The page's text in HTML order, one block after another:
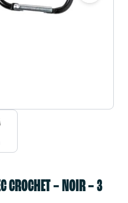
CROCHET – NOIR – 3